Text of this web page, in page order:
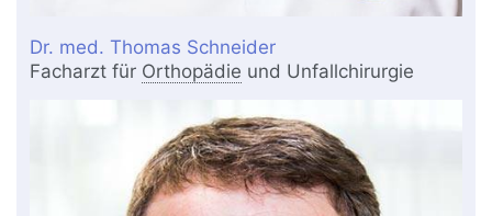
Dr. med. Thomas Schneider
Facharzt für Orthopädie und Unfallchirurgie